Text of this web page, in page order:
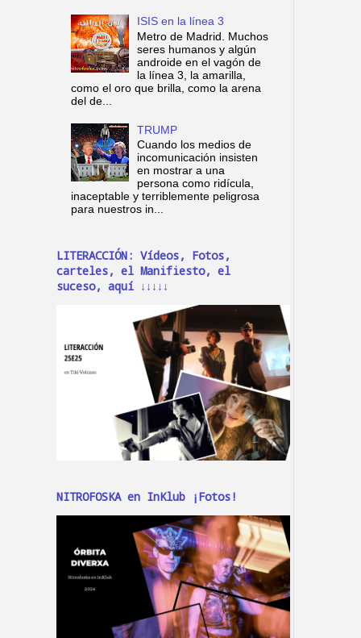
ISIS en la línea 3
Metro de Madrid. Muchos
seres humanos y algún
androide en el vagón de
la línea 3, la amarilla,
como el oro que brilla, como la arena
del de...
TRUMP
Cuando los medios de
incomunicación insisten
en mostrar a una
persona como ridícula,
inaceptable y terriblemente peligrosa
para nuestros in...
LITERACCIÓN: Vídeos, Fotos,
carteles, el Manifiesto, el
suceso, aquí ↓↓↓↓↓
NITROFOSKA en InKlub ¡Fotos!